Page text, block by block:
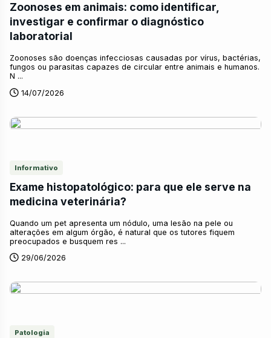
Zoonoses em animais: como identificar,
investigar e confirmar o diagnóstico
laboratorial
Zoonoses são doenças infecciosas causadas por vírus, bactérias,
fungos ou parasitas capazes de circular entre animais e humanos.
N ...
14/07/2026
Informativo
Exame histopatológico: para que ele serve na
medicina veterinária?
Quando um pet apresenta um nódulo, uma lesão na pele ou
alterações em algum órgão, é natural que os tutores fiquem
preocupados e busquem res ...
29/06/2026
Patologia